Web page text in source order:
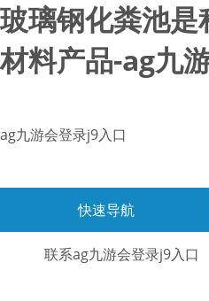
玻璃钢化粪池
材料产品-ag九
ag九游会登录j9入口
快速导航
联系ag九游会登录j9入口